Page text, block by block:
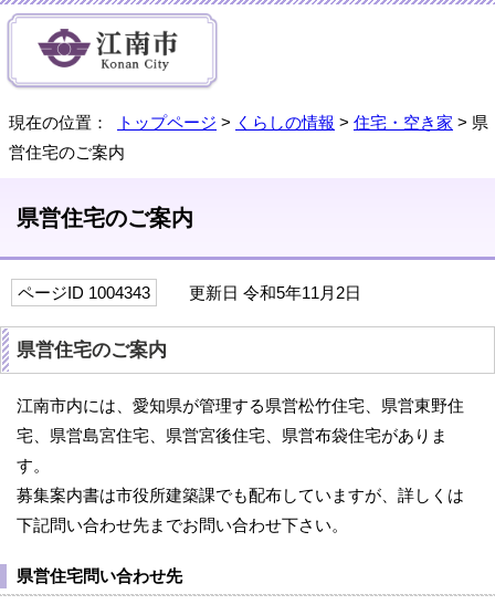
現在の位置： トップページ > くらしの情報 > 住宅・空き家 > 県
営住宅のご案内
県営住宅のご案内
ページID 1004343 更新日 令和5年11月2日
県営住宅のご案内
江南市内には、愛知県が管理する県営松竹住宅、県営東野住
宅、県営島宮住宅、県営宮後住宅、県営布袋住宅がありま
す。
募集案内書は市役所建築課でも配布していますが、詳しくは
下記問い合わせ先までお問い合わせ下さい。
県営住宅問い合わせ先